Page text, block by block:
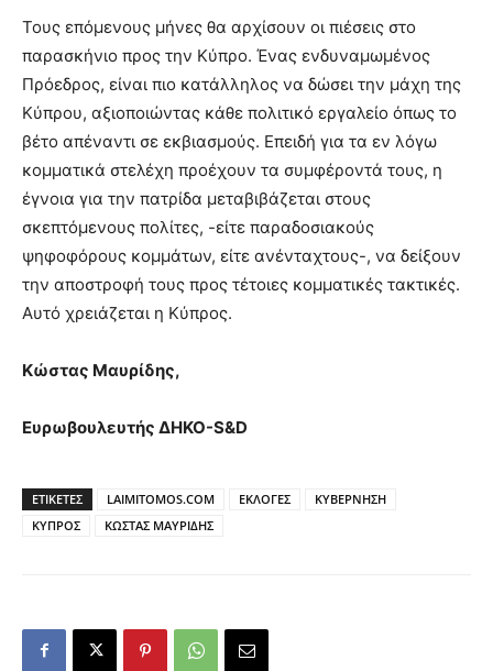
Τους επόμενους μήνες θα αρχίσουν οι πιέσεις στο
παρασκήνιο προς την Κύπρο. Ένας ενδυναμωμένος
Πρόεδρος, είναι πιο κατάλληλος να δώσει την μάχη της
Κύπρου, αξιοποιώντας κάθε πολιτικό εργαλείο όπως το
βέτο απέναντι σε εκβιασμούς. Επειδή για τα εν λόγω
κομματικά στελέχη προέχουν τα συμφέροντά τους, η
έγνοια για την πατρίδα μεταβιβάζεται στους
σκεπτόμενους πολίτες, -είτε παραδοσιακούς
ψηφοφόρους κομμάτων, είτε ανένταχτους-, να δείξουν
την αποστροφή τους προς τέτοιες κομματικές τακτικές.
Αυτό χρειάζεται η Κύπρος.
Κώστας Μαυρίδης,
Ευρωβουλευτής ΔΗΚΟ-S&D
ΕΤΙΚΕΤΕΣ LAIMITOMOS.COM ΕΚΛΟΓΕΣ
ΚΥΒΕΡΝΗΣΗ
ΚΥΠΡΟΣ
ΚΩΣΤΑΣ ΜΑΥΡΙΔΗΣ